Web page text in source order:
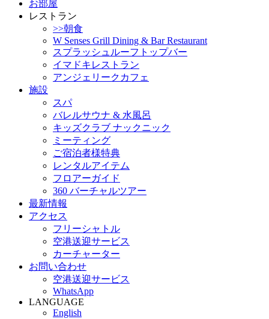
お部屋
レストラン
>>朝食
W Senses Grill Dining & Bar Restaurant
スプラッシュルーフトップバー
イマドキレストラン
アンジェリークカフェ
施設
スパ
バレルサウナ & 水風呂
キッズクラブ ナックニック
ミーティング
ご宿泊者様特典
レンタルアイテム
フロアーガイド
360 バーチャルツアー
最新情報
アクセス
フリーシャトル
空港送迎サービス
カーチャーター
お問い合わせ
空港送迎サービス
WhatsApp
LANGUAGE
English